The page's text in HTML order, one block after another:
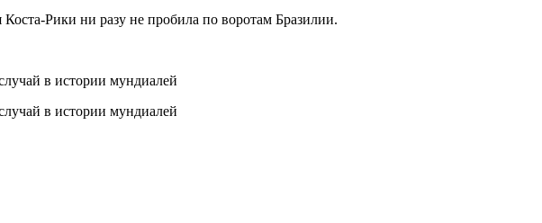
Рики ни разу не пробила по воротам Бразилии.